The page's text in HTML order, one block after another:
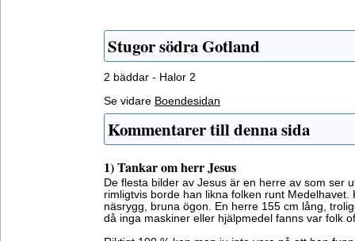
Stugor södra Gotland
2 bäddar - Halor 2
Se vidare Boendesidan
Kommentarer till denna sida
1) Tankar om herr Jesus
De flesta bilder av Jesus är en herre av som ser
rimligtvis borde han likna folken runt Medelhavet.
näsrygg, bruna ögon. En herre 155 cm lång,
då inga maskiner eller hjälpmedel fanns var folk